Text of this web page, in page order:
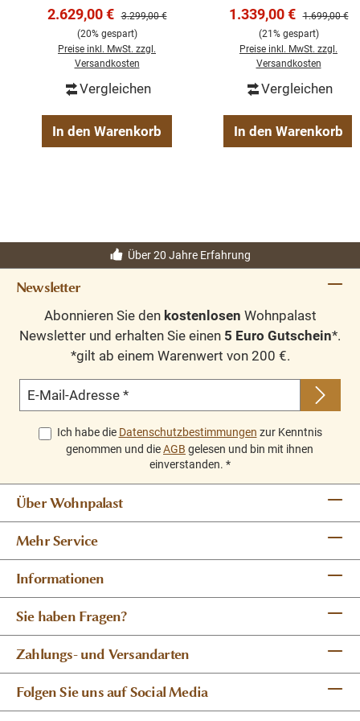
Qualität und zeitlosem Design – perfekt für stilvolle und
langlebige Outdoor-Gestaltung.
Bücherwand
Bücherregal
Verkaufspreis:
2.629,00 € Regulärer Preis:
3.299,00 €
(20% gespart)
Preise inkl. MwSt. zzgl.
Versandkosten
Vergleichen
In den Warenkorb
offenen Regalen -
Landhaus Regal
Verkaufspreis:
1.339,00 € Regulärer
1.699,00 €
(21% gespart)
Preise inkl. MwSt. zzgl.
Versandkosten
Vergleichen
In den Warenkorb
Über 20 Jahre Erfahrung
Newsletter
Abonnieren Sie den kostenlosen Wohnpalast
Newsletter und erhalten Sie einen 5 Euro Gutschein*.
*gilt ab einem Warenwert von 200 €.
E-Mail-Adresse *
Ich habe die Datenschutzbestimmungen zur Kenntnis
genommen und dieAGB gelesen und bin mit ihnen
einverstanden. *
Über Wohnpalast
Mehr Service
Informationen
Sie haben Fragen?
Zahlungs- und Versandarten
Folgen Sie uns auf Social Media